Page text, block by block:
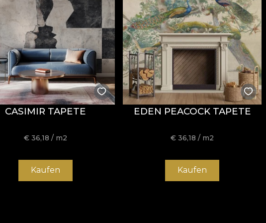
și prin conformitatea la testul de inflamabilitate tip țigară.
redusă, fără înălbire, fără stoarcere prin răsucire, fără
CASIMIR TAPETE
€36,18 / m2
Kaufen
EDEN PEACOCK TAPETE
€36,18 / m2
Kaufen